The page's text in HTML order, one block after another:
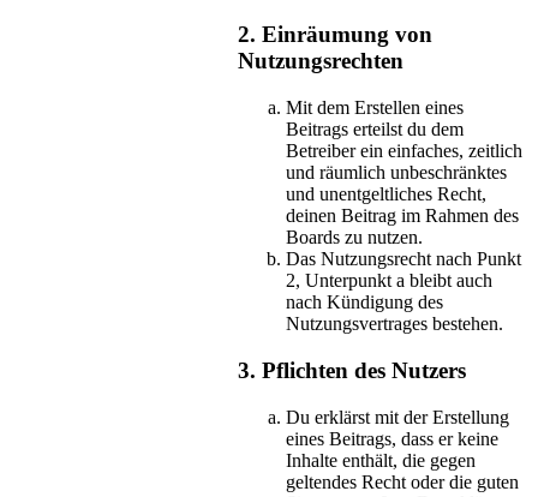
2. Einräumung von
Nutzungsrechten
Mit dem Erstellen eines
Beitrags erteilst du dem
Betreiber ein einfaches, zeitlich
und räumlich unbeschränktes
und unentgeltliches Recht,
deinen Beitrag im Rahmen des
Boards zu nutzen.
Das Nutzungsrecht nach Punkt
2, Unterpunkt a bleibt auch
nach Kündigung des
Nutzungsvertrages bestehen.
3. Pflichten des Nutzers
Du erklärst mit der Erstellung
eines Beitrags, dass er keine
Inhalte enthält, die gegen
geltendes Recht oder die guten